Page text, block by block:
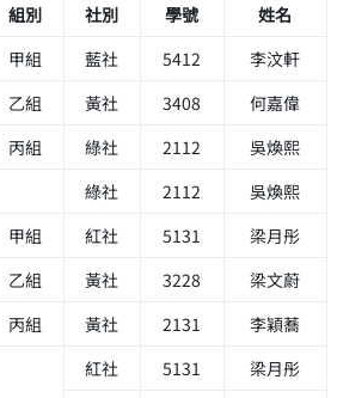
組別 社別 學號 姓名
甲組 藍社 5412
李汶軒
乙組
黃社 3408
何嘉偉
丙組
綠社 2112
吳煥熙
綠社 2112 吳煥熙
甲組 紅社 5131
梁月彤
乙組
黃社 3228
梁文蔚
丙組
黃社 2131 李穎蕎
紅社 5131
梁月彤